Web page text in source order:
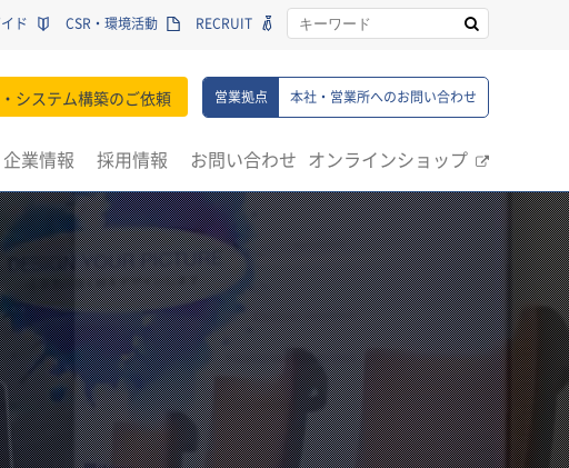
ド CSR・環境活動 RECRUIT
システム構築のご依頼 営業拠点 本社・営業所へのお問い合わせ
企業情報 採用情報 お問い合わせ オンラインショップ